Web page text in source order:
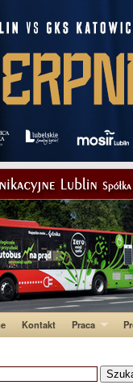
Kontakt Praca